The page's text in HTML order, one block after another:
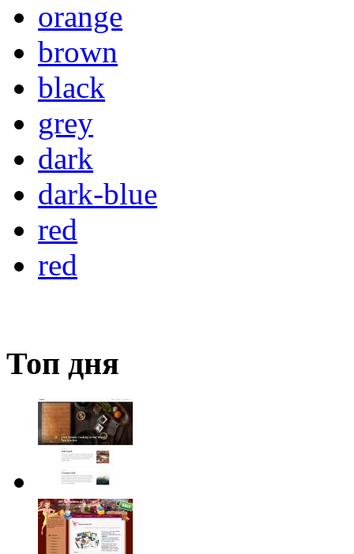
orange
brown
black
grey
dark
dark-blue
red
red
Топ дня